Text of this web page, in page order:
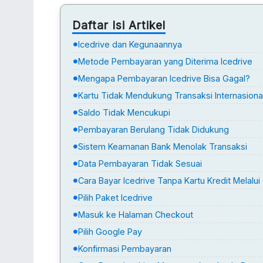
Daftar Isi Artikel
Icedrive dan Kegunaannya
Metode Pembayaran yang Diterima Icedrive
Mengapa Pembayaran Icedrive Bisa Gagal?
Kartu Tidak Mendukung Transaksi
Saldo Tidak Mencukupi
Pembayaran Berulang Tidak Didukung
Sistem Keamanan Bank Menolak Transaksi
Data Pembayaran Tidak Sesuai
Cara Bayar Icedrive Tanpa Kartu Kredit
Pilih Paket Icedrive
Masuk ke Halaman Checkout
Pilih Google Pay
Konfirmasi Pembayaran